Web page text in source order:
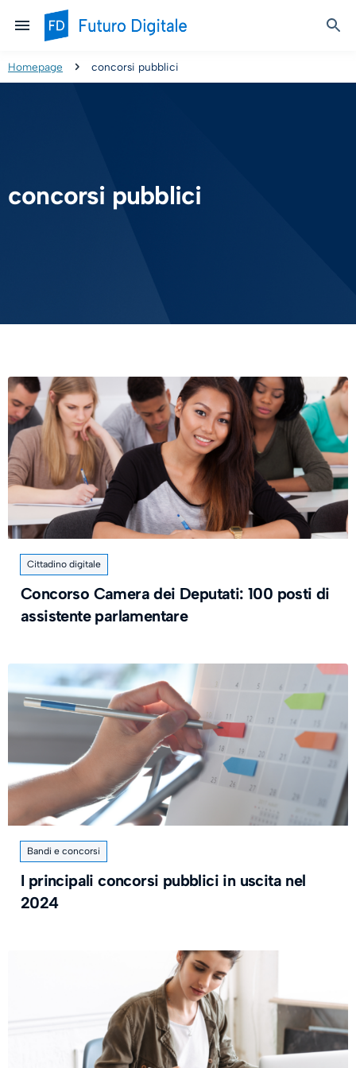
Homepage concorsi pubblici
concorsi pubblici
Cittadino digitale
Concorso Camera dei Deputati: 100 posti di
assistente parlamentare
Bandi e concorsi
I principali concorsi pubblici in uscita nel
2024